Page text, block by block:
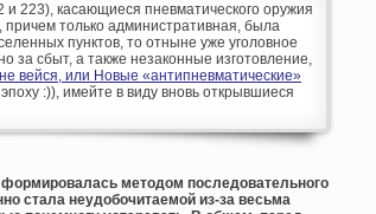
и 223), касающиеся пневматического оружия
только административная, была
пунктов, то отныне уже уголовное
за сбыт, а также незаконные изготовление,
вейся, или Новые «антипневматические»
:)), имейте в виду вновь открывшиеся
методом последовательного
стала неудобочитаемой из-за весьма